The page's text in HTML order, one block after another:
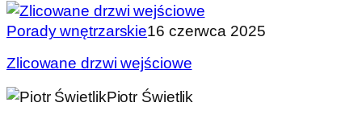
Porady wnętrzarskie16 czerwca 2025
Zlicowane drzwi wejściowe
Piotr Świetlik